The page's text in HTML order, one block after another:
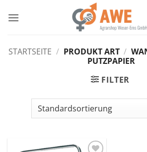
Inhalt
STARTSEITE / PRODUKT ART /
PUTZPAPIER
FILTER